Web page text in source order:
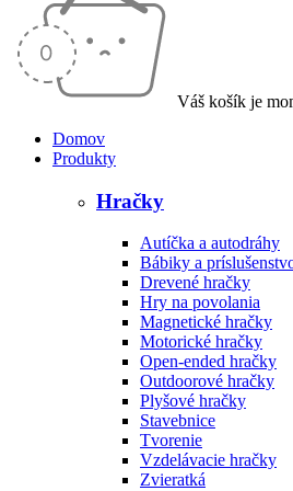
Váš košík je
Domov
Produkty
Hračky
Autíčka a autodráhy
Bábiky a
Drevené hračky
Hry na povolania
Magnetické hračky
Motorické hračky
Open-ended hračky
Outdoorové hračky
Plyšové hračky
Stavebnice
Tvorenie
Vzdelávacie hračky
Zvieratká